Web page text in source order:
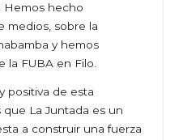
Hemos hecho
medios, sobre la
y hemos
la FUBA en Filo.
positiva de esta
La Juntada es un
a construir una fuerza